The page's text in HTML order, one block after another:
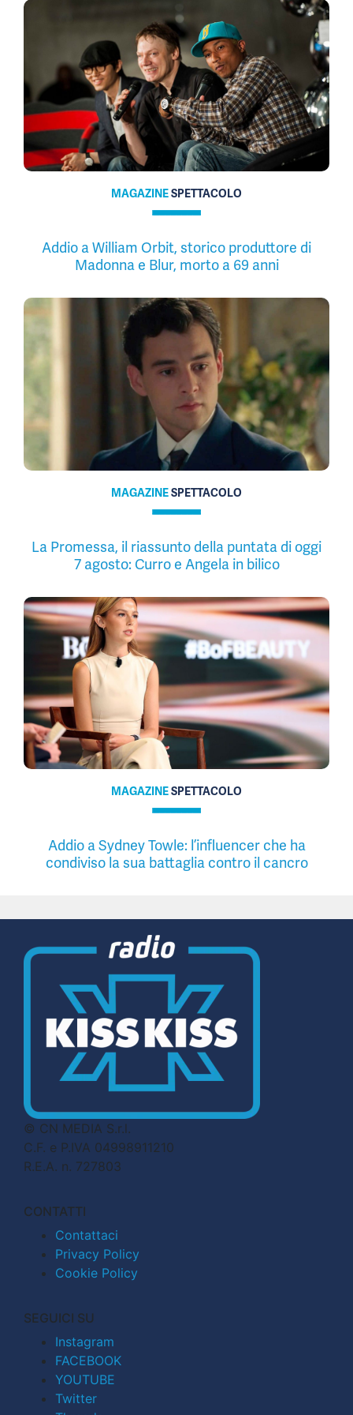
MAGAZINESPETTACOLO
Addio a William Orbit, storico produttore di
Madonna e Blur, morto a 69 anni
MAGAZINESPETTACOLO
La Promessa, il riassunto della puntata di oggi
7 agosto: Curro e Angela in bilico
MAGAZINESPETTACOLO
Addio a Sydney Towle: l’influencer che ha
condiviso la sua battaglia contro il cancro
© CN MEDIA S.r.l.
C.F. e P.IVA 04998911210
R.E.A. n. 727803
CONTATTI
Contattaci
Privacy Policy
Cookie Policy
SEGUICI SU
Instagram
FACEBOOK
YOUTUBE
Twitter